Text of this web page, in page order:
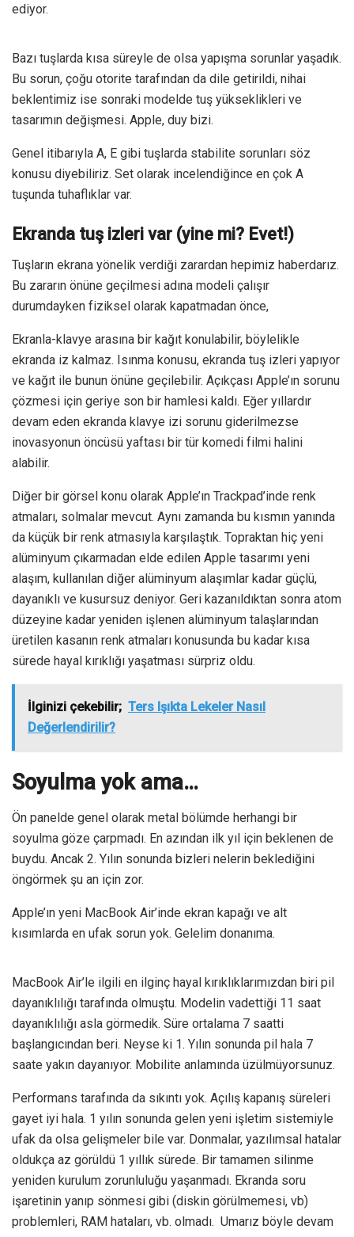
ediyor.
Bazı tuşlarda kısa süreyle de olsa yapışma sorunlar yaşadık.
Bu sorun, çoğu otorite tarafından da dile getirildi, nihai
beklentimiz ise sonraki modelde tuş yükseklikleri ve
tasarımın değişmesi. Apple, duy bizi.
Genel itibarıyla A, E gibi tuşlarda stabilite sorunları söz
konusu diyebiliriz. Set olarak incelendiğince en çok A
tuşunda tuhaflıklar var.
Ekranda tuş izleri var (yine mi? Evet!)
Tuşların ekrana yönelik verdiği zarardan hepimiz haberdarız.
Bu zararın önüne geçilmesi adına modeli çalışır
durumdayken fiziksel olarak kapatmadan önce,
Ekranla-klavye arasına bir kağıt konulabilir, böylelikle
ekranda iz kalmaz. Isınma konusu, ekranda tuş izleri yapıyor
ve kağıt ile bunun önüne geçilebilir. Açıkçası Apple’ın sorunu
çözmesi için geriye son bir hamlesi kaldı. Eğer yıllardır
devam eden ekranda klavye izi sorunu giderilmezse
inovasyonun öncüsü yaftası bir tür komedi filmi halini
alabilir.
Diğer bir görsel konu olarak Apple’ın Trackpad’inde renk
atmaları, solmalar mevcut. Aynı zamanda bu kısmın yanında
da küçük bir renk atmasıyla karşılaştık. Topraktan hiç yeni
alüminyum çıkarmadan elde edilen Apple tasarımı yeni
alaşım, kullanılan diğer alüminyum alaşımlar kadar güçlü,
dayanıklı ve kusursuz deniyor. Geri kazanıldıktan sonra atom
düzeyine kadar yeniden işlenen alüminyum talaşlarından
üretilen kasanın renk atmaları konusunda bu kadar kısa
sürede hayal kırıklığı yaşatması sürpriz oldu.
İlginizi çekebilir; Ters Işıkta Lekeler Nasıl
Değerlendirilir?
Soyulma yok ama…
Ön panelde genel olarak metal bölümde herhangi bir
soyulma göze çarpmadı. En azından ilk yıl için beklenen de
buydu. Ancak 2. Yılın sonunda bizleri nelerin beklediğini
öngörmek şu an için zor.
Apple’ın yeni MacBook Air’inde ekran kapağı ve alt
kısımlarda en ufak sorun yok. Gelelim donanıma.
MacBook Air’le ilgili en ilginç hayal kırıklıklarımızdan biri pil
dayanıklılığı tarafında olmuştu. Modelin vadettiği 11 saat
dayanıklılığı asla görmedik. Süre ortalama 7 saatti
başlangıcından beri. Neyse ki 1. Yılın sonunda pil hala 7
saate yakın dayanıyor. Mobilite anlamında üzülmüyorsunuz.
Performans tarafında da sıkıntı yok. Açılış kapanış süreleri
gayet iyi hala. 1 yılın sonunda gelen yeni işletim sistemiyle
ufak da olsa gelişmeler bile var. Donmalar, yazılımsal hatalar
oldukça az görüldü 1 yıllık sürede. Bir tamamen silinme
yeniden kurulum zorunluluğu yaşanmadı. Ekranda soru
işaretinin yanıp sönmesi gibi (diskin görülmemesi, vb)
problemleri, RAM hataları, vb. olmadı. Umarız böyle devam